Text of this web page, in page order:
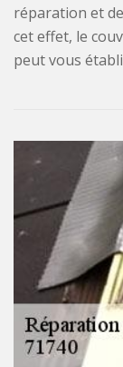
réparation et
cet effet, le
peut vous